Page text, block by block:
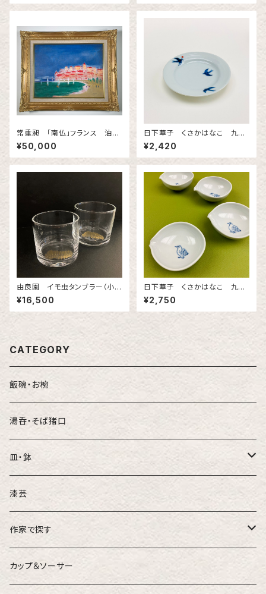
常重昶 「南仏」フランス 油
彩 F６号
¥50,000
日下華子 くさかはなこ 九谷
焼 3.5寸皿 「つばめ」
¥2,420
由良園 イモ虫タンブラー（小・
大）
¥16,500
日下華子 くさかはなこ 九谷
焼 うずら片口
¥2,750
CATEGORY
飯碗・お椀
湯呑・そば猪口
皿・鉢
豆皿
れんげ
小鉢
漆芸
作家で探す
日下華子
カップ＆ソーサー